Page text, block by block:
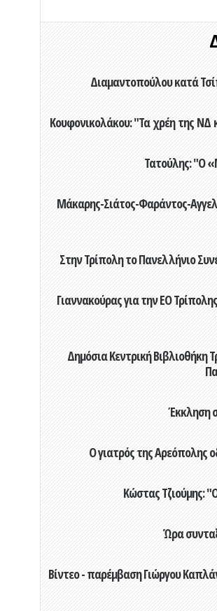
Διαμαντοπούλου κατά
Κουφονικολάκου: "Τα χρέη της ΝΔ
Τατούλης: "Ο
Μάκαρης-Σιάτος-Φαράντος-
Στην Τρίπολη το Πανελλήνιο
Γιαννακούρας για την EO
Δημόσια Κεντρική
Έκκληση
Ο γιατρός της Αρεόπολης
Κώστας Τζιούμης:
Ώρα
Βίντεο - παρέμβαση Γιώργου